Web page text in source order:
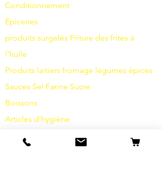
Conditionnement
Épiceries
produits surgelés Friture des frites à
l'huile
Produits laitiers fromage légumes épices
Sauces Sel Farine Sucre
Boissons
Articles d'hygiène
Divers